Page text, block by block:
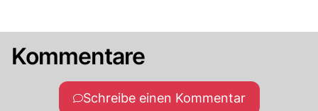
Kommentare
Schreibe einen Kommentar